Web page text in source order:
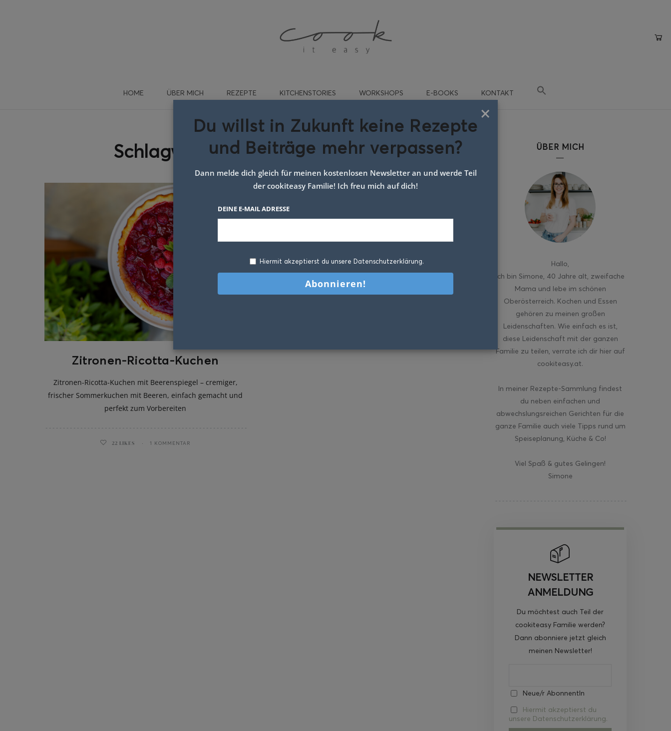
HOME ÜBER MICH REZEPTE KITCHENSTORIES WORKSHOPS E-BOOKS KONTAKT
Schlagwort:zitronenkuchen saftig
Zitronen-Ricotta-Kuchen
Zitronen-Ricotta-Kuchen mit Beerenspiegel – cremiger,
frischer Sommerkuchen mit Beeren, einfach gemacht und
perfekt zum Vorbereiten
22 LIKES 1 KOMMENTAR
ÜBER MICH
Hallo
ich bin Simone, 40 Jahre alt, zweifache
Mama und lebe im schönen
Oberösterreich. Kochen und Essen
gehören zu meinen großen
Leidenschaften. Wie einfach es ist,
diese Leidenschaft mit der ganzen
Familie zu teilen, verrate ich dir hier auf
cookiteasy.at.
In meiner Rezepte-Sammlung findest
du neben einfachen und
abwechslungsreichen Gerichten für die
ganze Familie auch viele Tipps rund um
Speiseplanung, Küche & Co!
Viel Spaß & gutes Gelingen!
Simone
NEWSLETTER
ANMELDUNG
Du möchtest auch Teil der
cookiteasy Familie werden?
Dann abonniere jetzt gleich
meinen Newsletter!
Neue/r AbonnentIn
Hiermit akzeptierst du
unsere Datenschutzerklärung.
×
Du willst in Zukunft keine Rezepte
und Beiträge mehr verpassen?
Dann melde dich gleich für meinen kostenlosen Newsletter an und werde Teil
der cookiteasy Familie! Ich freu mich auf dich!
DEINE E-MAIL ADRESSE
Hiermit akzeptierst du unsere Datenschutzerklärung.